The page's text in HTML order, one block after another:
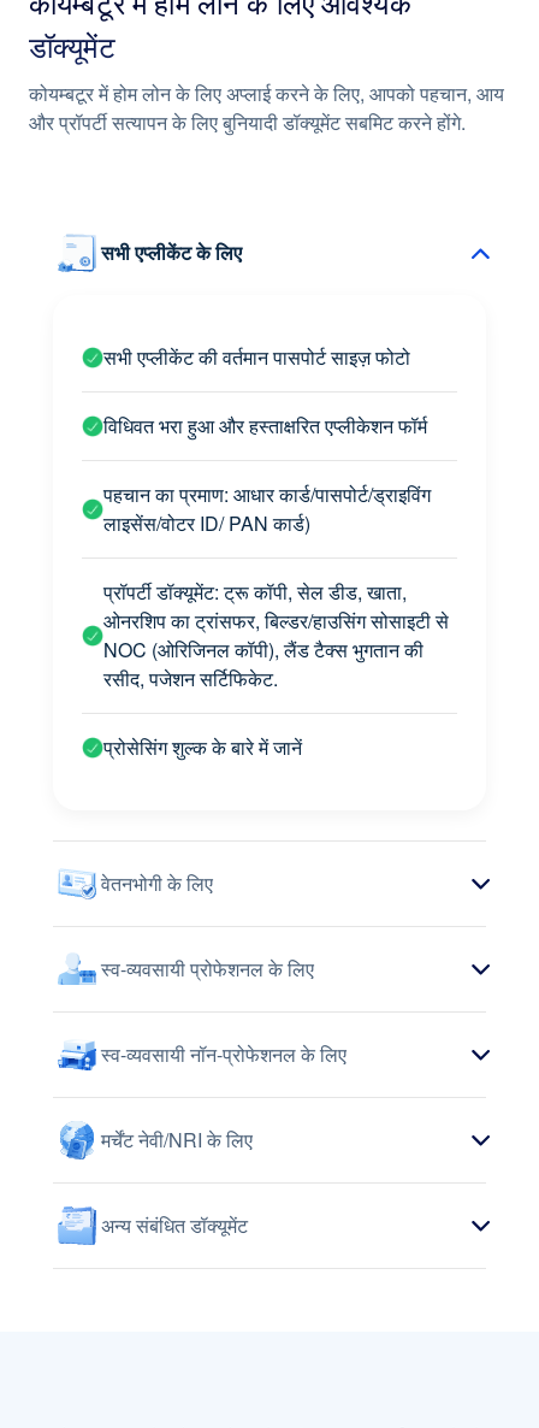
सुविधाजनक पुनर्भुगतान संरचना
डॉक्यूमेंट
कोयम्बटूर में होम लोन के लिए अप्लाई करने के लिए, आपको पहचान, आय
और प्रॉपर्टी सत्यापन के लिए बुनियादी डॉक्यूमेंट सबमिट करने होंगे.
सभी एप्लीकेंट के लिए
सभी एप्लीकेंट की वर्तमान पासपोर्ट साइज़ फोटो
विधिवत भरा हुआ और हस्ताक्षरित एप्लीकेशन फॉर्म
पहचान का प्रमाण: आधार कार्ड/पासपोर्ट/ड्राइविंग
लाइसेंस/वोटर ID/ PAN कार्ड)
प्रॉपर्टी डॉक्यूमेंट: ट्रू कॉपी, सेल डीड, खाता,
ओनरशिप का ट्रांसफर, बिल्डर/हाउसिंग सोसाइटी से
NOC (ओरिजिनल कॉपी), लैंड टैक्स भुगतान की
रसीद, पजेशन सर्टिफिकेट.
प्रोसेसिंग शुल्क के बारे में जानें
वेतनभोगी के लिए
स्व-व्यवसायी प्रोफेशनल के लिए
स्व-व्यवसायी नॉन-प्रोफेशनल के लिए
मर्चेंट नेवी/NRI के लिए
अन्य संबंधित डॉक्यूमेंट